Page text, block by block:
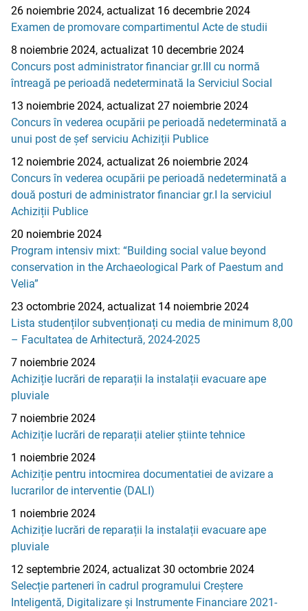
26 noiembrie 2024, actualizat 16 decembrie 2024
Examen de promovare compartimentul Acte de studii
8 noiembrie 2024, actualizat 10 decembrie 2024
Concurs post administrator financiar gr.III cu normă
întreagă pe perioadă nedeterminată la Serviciul Social
13 noiembrie 2024, actualizat 27 noiembrie 2024
Concurs în vederea ocupării pe perioadă nedeterminată a
unui post de șef serviciu Achiziții Publice
12 noiembrie 2024, actualizat 26 noiembrie 2024
Concurs în vederea ocupării pe perioadă nedeterminată a
două posturi de administrator financiar gr.I la serviciul
Achiziții Publice
20 noiembrie 2024
Program intensiv mixt: “Building social value beyond
conservation in the Archaeological Park of Paestum and
Velia”
23 octombrie 2024, actualizat 14 noiembrie 2024
Lista studenților subvenționați cu media de minimum 8,00
– Facultatea de Arhitectură, 2024-2025
7 noiembrie 2024
Achiziție lucrări de reparații la instalații evacuare ape
pluviale
7 noiembrie 2024
Achiziție lucrări de reparații atelier știinte tehnice
1 noiembrie 2024
Achiziție pentru intocmirea documentatiei de avizare a
lucrarilor de interventie (DALI)
1 noiembrie 2024
Achiziție lucrări de reparații la instalații evacuare ape
pluviale
12 septembrie 2024, actualizat 30 octombrie 2024
Selecție parteneri în cadrul programului Creștere
Inteligentă, Digitalizare și Instrumente Financiare 2021-